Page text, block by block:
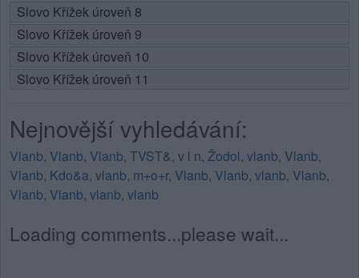
Slovo Křížek úroveň 8
Slovo Křížek úroveň 9
Slovo Křížek úroveň 10
Slovo Křížek úroveň 11
Nejnovější vyhledávání:
Vlanb, Vlanb, Vlanb, TVST&, v l n, Žodol, vlanb, Vlanb,
Vlanb, Kdo&a, vlanb, m+o+r, Vlanb, Vlanb, vlanb, Vlanb,
Vlanb, Vlanb, vlanb, vlanb
Loading comments...please wait...